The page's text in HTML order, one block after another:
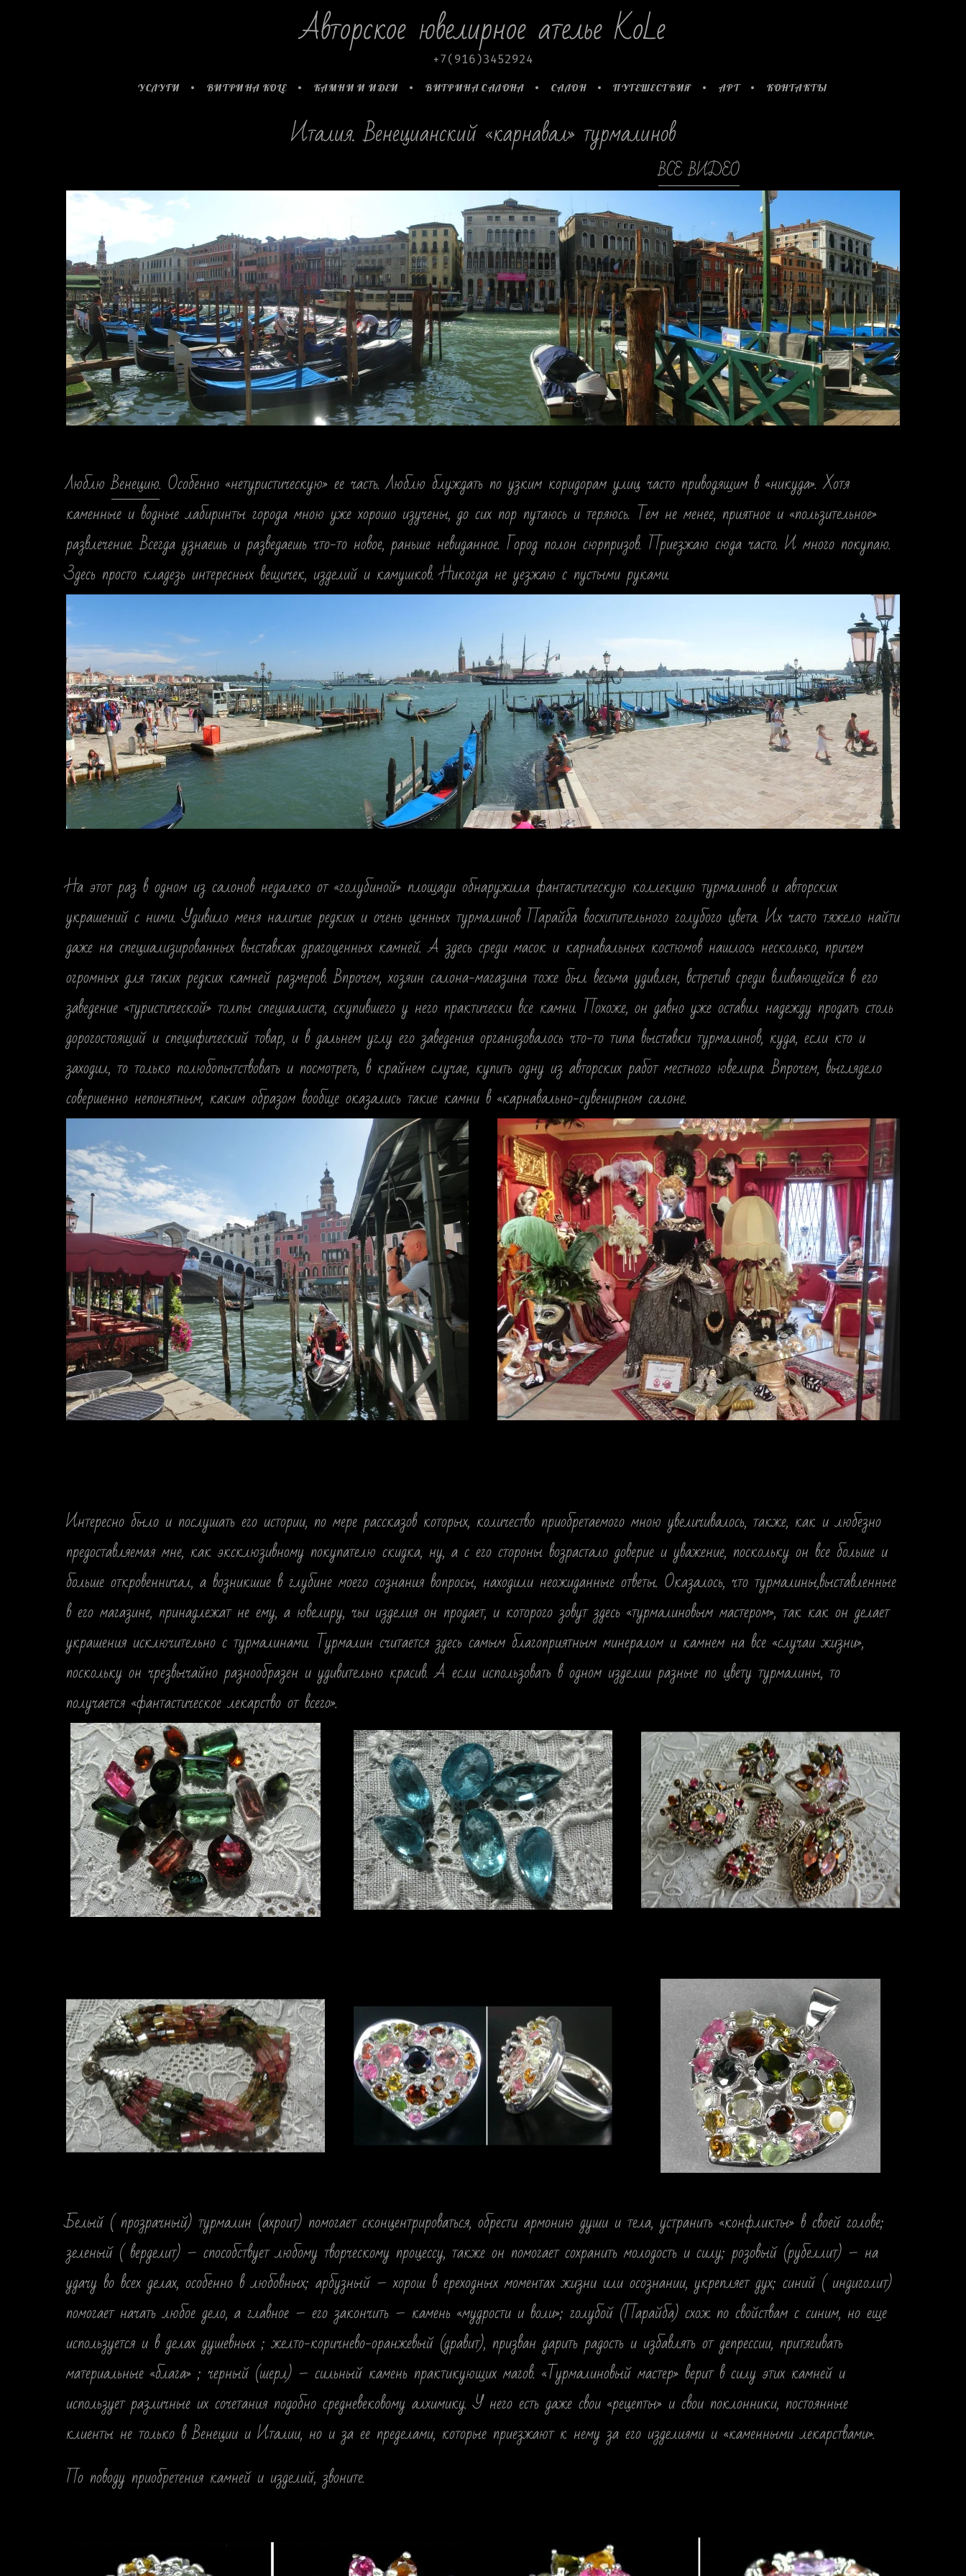
Авторское ювелирное ателье KoLe
+7(916)3452924
УСЛУГИ ВИТРИНА KOLE КАМНИ И ИДЕИ ВИТРИНА САЛОНА САЛОН ПУТЕШЕСТВИЯ АРТ КОНТАКТЫ
Италия. Венецианский «карнавал» турмалинов
jhdfjhsfsjlfhsdjfhdlfjkhsdlfkjsdhflksdjfhsldkjfhslfkjhslfkjsdhflksdjfhsdlkjfhsdlkfjhsdlfjksdhflsdjfhsljkfhslfjlf kjhВСЕ ВИДЕО
ЛюблюВенецию. Особенно «нетуристическую» ее часть. Люблю блуждать по узким коридорам улиц часто приводящим в «никуда». Хотя
каменные и водные лабиринты города мною уже хорошо изучены, до сих пор путаюсь и теряюсь. Тем не менее, приятное и «пользительное»
развлечение. Всегда узнаешь и разведаешь что-то новое, раньше невиданное. Город полон сюрпризов. Приезжаю сюда часто. И много покупаю.
Здесь просто кладезь интересных вещичек, изделий и камушков. Никогда не уезжаю с пустыми руками.
На этот раз в одном из салонов недалеко от «голубиной» площади обнаружила фантастическую коллекцию турмалинов и авторских
украшений с ними. Удивило меня наличие редких и очень ценных турмалинов Парайба восхитительного голубого цвета. Их часто тяжело найти
даже на специализированных выставках драгоценных камней. А здесь среди масок и карнавальных костюмов нашлось несколько, причем
огромных для таких редких камней размеров. Впрочем, хозяин салона-магазина тоже был весьма удивлен, встретив среди вливающейся в его
заведение «туристической» толпы специалиста, скупившего у него практически все камни. Похоже, он давно уже оставил надежду продать столь
дорогостоящий и специфический товар, и в дальнем углу его заведения организовалось что-то типа выставки турмалинов, куда, если кто и
заходил, то только полюбопытствовать и посмотреть, в крайнем случае, купить одну из авторских работ местного ювелира. Впрочем, выглядело
совершенно непонятным, каким образом вообще оказались такие камни в «карнавально-сувенирном салоне.
Интересно было и послушать его истории, по мере рассказов которых, количество приобретаемого мною увеличивалось, также, как и любезно
предоставляемая мне, как эксклюзивному покупателю скидка, ну, а с его стороны возрастало доверие и уважение, поскольку он все больше и
больше откровенничал, а возникшие в глубине моего сознания вопросы, находили неожиданные ответы. Оказалось, что турмалины,выставленные
в его магазине, принадлежат не ему, а ювелиру, чьи изделия он продает, и которого зовут здесь «турмалиновым мастером», так как он делает
украшения исключительно с турмалинами. Турмалин считается здесь самым благоприятным минералом и камнем на все «случаи жизни»,
поскольку он чрезвычайно разнообразен и удивительно красив. А если использовать в одном изделии разные по цвету турмалины, то
получается «фантастическое лекарство от всего».
Белый ( прозрачный) турмалин (ахроит) помогает сконцентрироваться, обрести армонию души и тела, устранить «конфликты» в своей голове;
зеленый ( верделит) – способствует любому творческому процессу, также он помогает сохранить молодость и силу; розовый (рубеллит) – на
удачу во всех делах, особенно в любовных; арбузный – хорош в ереходных моментах жизни или осознании, укрепляет дух; синий ( индиголит)
помогает начать любое дело, а главное – его закончить – камень «мудрости и воли»; голубой (Парайба) схож по свойствам с синим, но еще
используется и в делах душевных ; желто-коричнево-оранжевый (дравит), призван дарить радость и избавлять от депрессии, притягивать
материальные «блага» ; черный (шерл) – сильный камень практикующих магов. «Турмалиновый мастер» верит в силу этих камней и
использует различные их сочетания подобно средневековому алхимику. У него есть даже свои «рецепты» и свои поклонники, постоянные
клиенты не только в Венеции и Италии, но и за ее пределами, которые приезжают к нему за его изделиями и «каменными лекарствами».
По поводу приобретения камней и изделий, звоните.